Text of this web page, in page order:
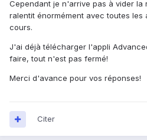
Cependant je n'arrive pas à vider la
ralentit énormément avec toutes les
cours.
J'ai déjà télécharger l'appli
faire, tout n'est pas fermé!
Merci d'avance pour vos réponses!
Citer